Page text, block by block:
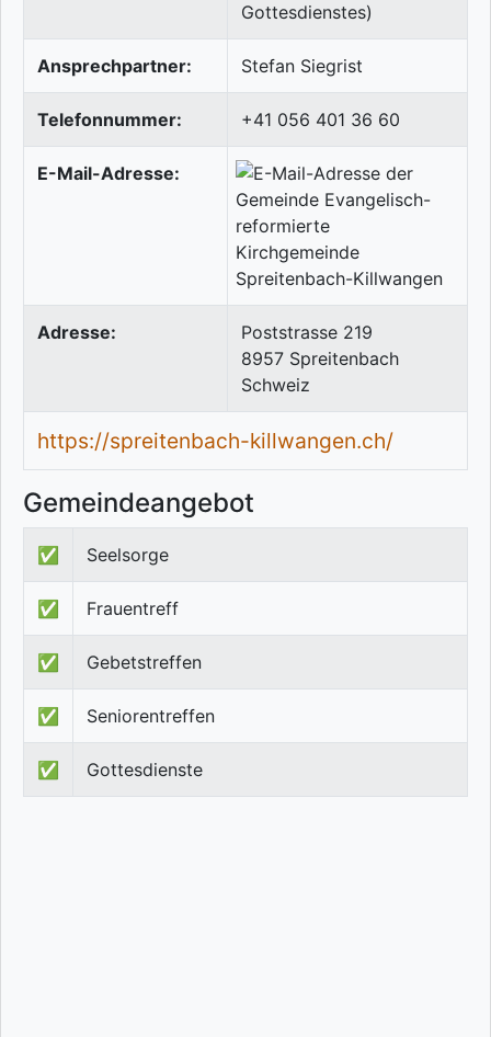
Gottesdienstes)
Ansprechpartner: Stefan Siegrist
Telefonnummer: +41 056 401 36 60
E-Mail-Adresse:
Adresse:
Poststrasse 219
8957 Spreitenbach
Schweiz
https://spreitenbach-killwangen.ch/
Gemeindeangebot
✅ Seelsorge
✅ Frauentreff
✅ Gebetstreffen
✅ Seniorentreffen
✅ Gottesdienste